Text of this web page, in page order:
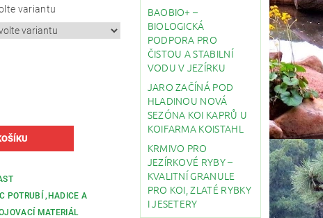
variantu
POTRUBÍ ,HADICE A
MATERIÁL
BAOBIO+ –
BIOLOGICKÁ
PODPORA PRO
ČISTOU A STABILNÍ
VODU V JEZÍRKU
JARO ZAČÍNÁ POD
HLADINOU NOVÁ
SEZÓNA KOI KAPRŮ U
KOIFARMA KOISTAHL
KRMIVO PRO
JEZÍRKOVÉ RYBY –
KVALITNÍ GRANULE
PRO KOI, ZLATÉ RYBKY
I JESETERY